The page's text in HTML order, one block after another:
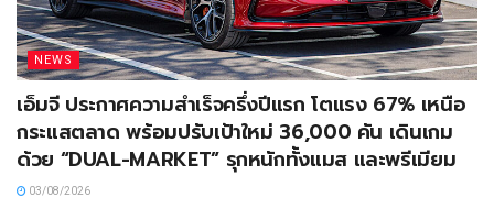
NEWS
เอ็มจี ประกาศความสำเร็จครึ่งปีแรก โตแรง 67% เหนือ
กระแสตลาด พร้อมปรับเป้าใหม่ 36,000 คัน เดินเกม
ด้วย “DUAL-MARKET” รุกหนักทั้งแมส และพรีเมียม
03/08/2026